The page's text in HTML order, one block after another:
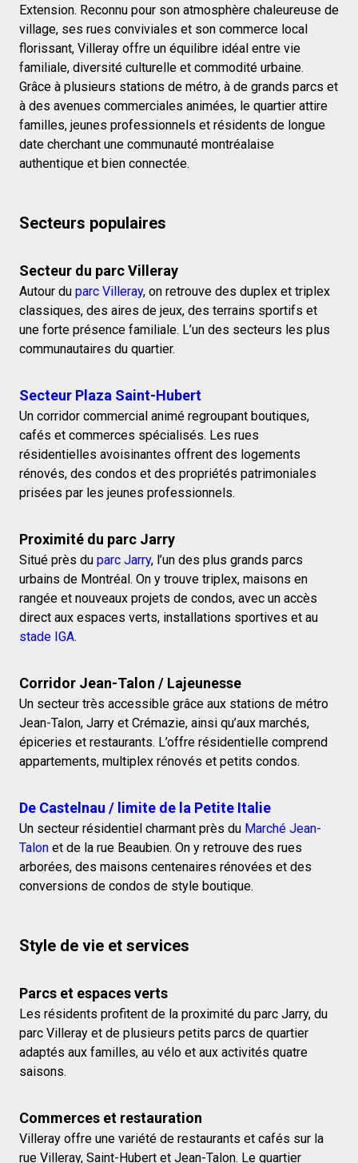
Extension. Reconnu pour son atmosphère chaleureuse de
village, ses rues conviviales et son commerce local
florissant, Villeray offre un équilibre idéal entre vie
familiale, diversité culturelle et commodité urbaine.
Grâce à plusieurs stations de métro, à de grands parcs et
à des avenues commerciales animées, le quartier attire
familles, jeunes professionnels et résidents de longue
date cherchant une communauté montréalaise
authentique et bien connectée.
Secteurs populaires
Secteur du parc Villeray
Autour du parc Villeray, on retrouve des duplex et triplex
classiques, des aires de jeux, des terrains sportifs et
une forte présence familiale. L’un des secteurs les plus
communautaires du quartier.
Secteur Plaza Saint-Hubert
Un corridor commercial animé regroupant boutiques,
cafés et commerces spécialisés. Les rues
résidentielles avoisinantes offrent des logements
rénovés, des condos et des propriétés patrimoniales
prisées par les jeunes professionnels.
Proximité du parc Jarry
Situé près du parc Jarry, l’un des plus grands parcs
urbains de Montréal. On y trouve triplex, maisons en
rangée et nouveaux projets de condos, avec un accès
direct aux espaces verts, installations sportives et au
stade IGA.
Corridor Jean-Talon / Lajeunesse
Un secteur très accessible grâce aux stations de métro
Jean-Talon, Jarry et Crémazie, ainsi qu’aux marchés,
épiceries et restaurants. L’offre résidentielle comprend
appartements, multiplex rénovés et petits condos.
De Castelnau / limite de la Petite Italie
Un secteur résidentiel charmant près du Marché Jean-
Talon et de la rue Beaubien. On y retrouve des rues
arborées, des maisons centenaires rénovées et des
conversions de condos de style boutique.
Style de vie et services
Parcs et espaces verts
Les résidents profitent de la proximité du parc Jarry, du
parc Villeray et de plusieurs petits parcs de quartier
adaptés aux familles, au vélo et aux activités quatre
saisons.
Commerces et restauration
Villeray offre une variété de restaurants et cafés sur la
rue Villeray, Saint-Hubert et Jean-Talon. Le quartier